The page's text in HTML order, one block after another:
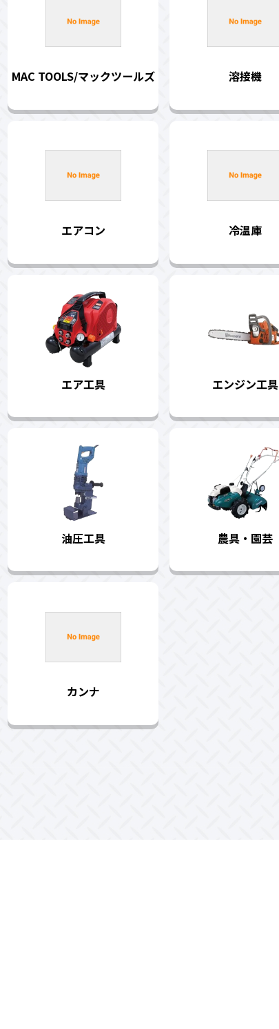
MAC TOOLS/マックツールズ 溶接機
エアコン 冷温庫
エア工具 エンジン工具
油圧工具 農具・園芸
カンナ